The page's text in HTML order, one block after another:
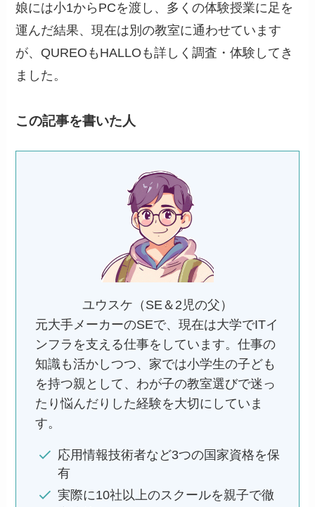
娘には小1からPCを渡し、多くの体験授業に足を
運んだ結果、現在は別の教室に通わせています
が、QUREOもHALLOも詳しく調査・体験してき
ました。
この記事を書いた人
ユウスケ（SE＆2児の父）
元大手メーカーのSEで、現在は大学でITイ
ンフラを支える仕事をしています。仕事の
知識も活かしつつ、家では小学生の子ども
を持つ親として、わが子の教室選びで迷っ
たり悩んだりした経験を大切にしていま
す。
応用情報技術者など3つの国家資格を保
有
実際に10社以上のスクールを親子で徹